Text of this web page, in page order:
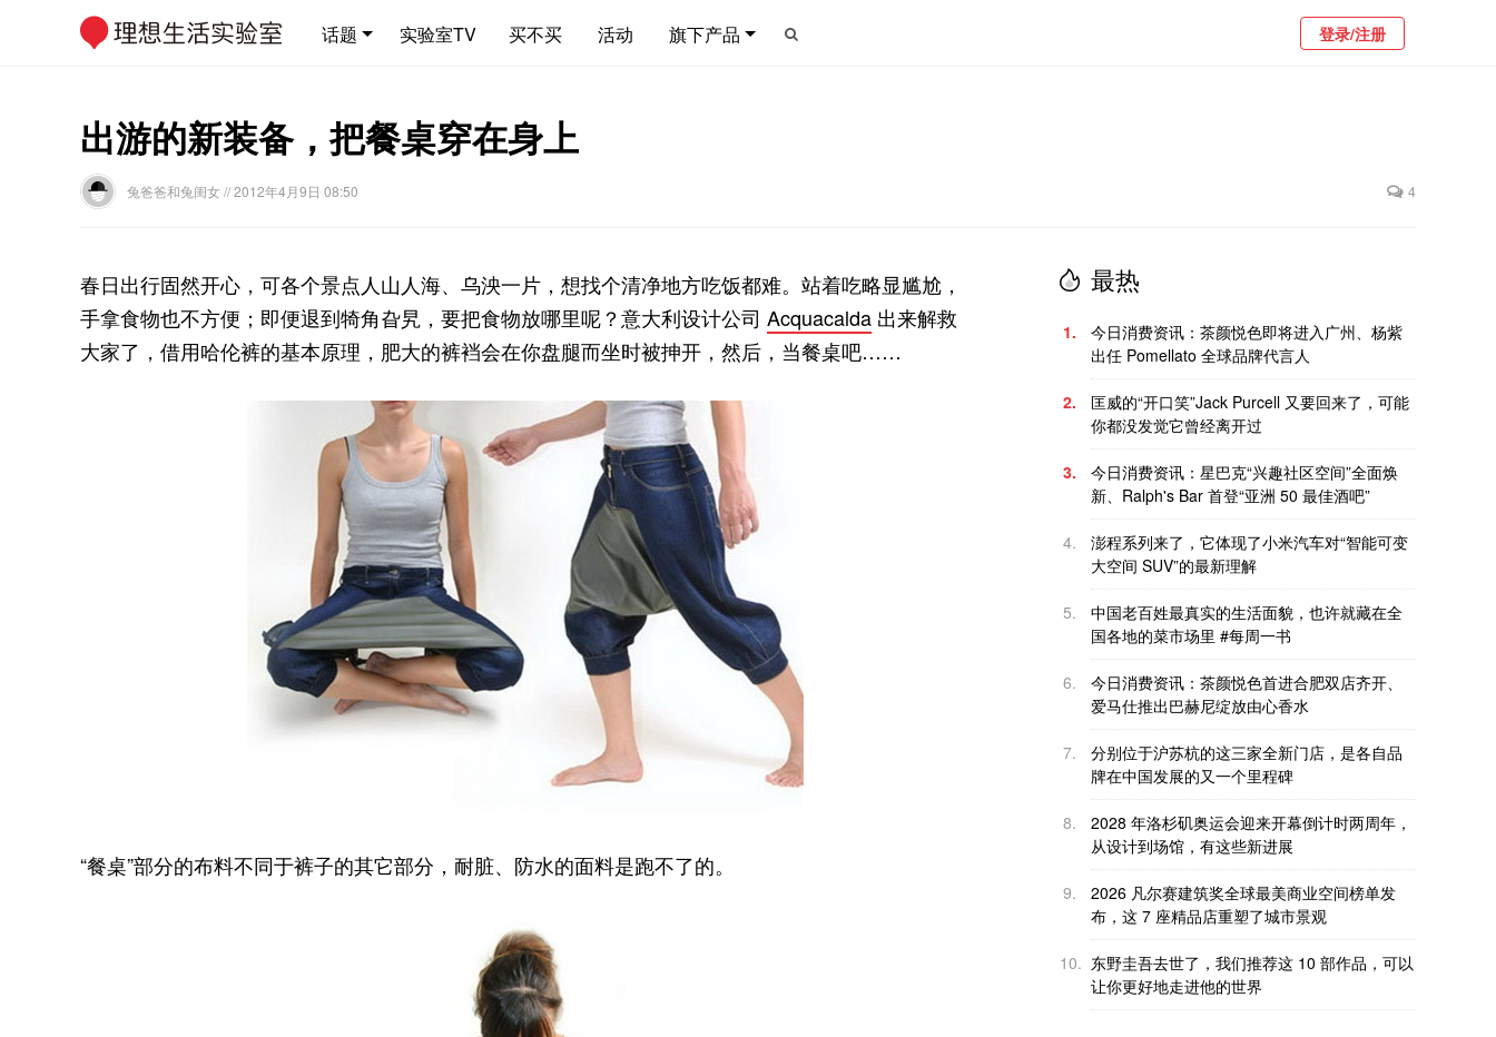
话题 实验室TV 买不买 活动 旗下产品 登录/注册
出游的新装备，把餐桌穿在身上
兔爸爸和兔闺女// 2012年4月9日 08:50 4
春日出行固然开心，可各个景点人山人海、乌泱一片，想找个清净地方吃饭都难。站着吃略显尴尬，
手拿食物也不方便；即便退到犄角旮旯，要把食物放哪里呢？意大利设计公司 Acquacalda 出来解救
大家了，借用哈伦裤的基本原理，肥大的裤裆会在你盘腿而坐时被抻开，然后，当餐桌吧……
“餐桌”部分的布料不同于裤子的其它部分，耐脏、防水的面料是跑不了的。
最热
1.
今日消费资讯：茶颜悦色即将进入广州、杨紫
出任 Pomellato 全球品牌代言人
2.
匡威的“开口笑”Jack Purcell 又要回来了，可能
你都没发觉它曾经离开过
3.
今日消费资讯：星巴克“兴趣社区空间”全面焕
新、Ralph's Bar 首登“亚洲 50 最佳酒吧”
4.
澎程系列来了，它体现了小米汽车对“智能可变
大空间 SUV”的最新理解
5.
中国老百姓最真实的生活面貌，也许就藏在全
国各地的菜市场里 #每周一书
6.
今日消费资讯：茶颜悦色首进合肥双店齐开、
爱马仕推出巴赫尼绽放由心香水
7.
分别位于沪苏杭的这三家全新门店，是各自品
牌在中国发展的又一个里程碑
8.
2028 年洛杉矶奥运会迎来开幕倒计时两周年，
从设计到场馆，有这些新进展
9.
2026 凡尔赛建筑奖全球最美商业空间榜单发
布，这 7 座精品店重塑了城市景观
10. 东野圭吾去世了，我们推荐这 10 部作品，可以
让你更好地走进他的世界